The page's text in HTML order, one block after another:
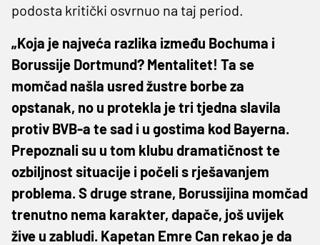
podosta kritički osvrnuo na taj period.
„Koja je najveća razlika između Bochuma i
Borussije Dortmund? Mentalitet! Ta se
momčad našla usred žustre borbe za
opstanak, no u protekla je tri tjedna slavila
protiv BVB-a te sad i u gostima kod Bayerna.
Prepoznali su u tom klubu dramatičnost te
ozbiljnost situacije i počeli s rješavanjem
problema. S druge strane, Borussijina momčad
trenutno nema karakter, dapače, još uvijek
žive u zabludi. Kapetan Emre Can rekao je da